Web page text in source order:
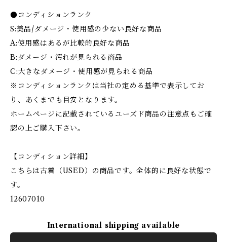
●コンディションランク
S:美品/ダメージ・使用感の少ない良好な商品
A:使用感はあるが比較的良好な商品
B:ダメージ・汚れが見られる商品
C:大きなダメージ・使用感が見られる商品
※コンディションランクは当社の定める基準で表示してお
り、あくまでも目安となります。
ホームページに記載されているユーズド商品の注意点もご確
認の上ご購入下さい。
【コンディション詳細】
こちらは古着（USED）の商品です。全体的に良好な状態で
す。
12607010
International shipping available